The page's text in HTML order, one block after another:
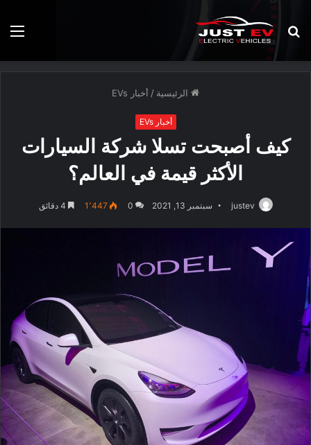
بحث
عن
الرئيسية / أخبار EVs
أخبار EVs
كيف أصبحت تسلا شركة السيارات
الأكثر قيمة في العالم؟
justev سبتمبر 13, 2021 0 1٬447